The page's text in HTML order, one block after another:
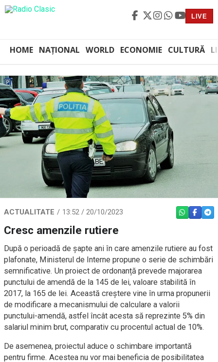
LIVE
HOME NAȚIONAL WORLD ECONOMIE CULTURĂ
ACTUALITATE 13:52 / 20/10/2023 WHATSAPP
Cresc amenzile rutiere
După o perioadă de șapte ani în care amenzile rutiere au fost
plafonate, Ministerul de Interne propune o serie de schimbări
semnificative. Un proiect de ordonanță prevede majorarea
punctului de amendă de la 145 de lei, valoare stabilită în
2017, la 165 de lei. Această creștere vine în urma propunerii
de modificare a mecanismului de calculare a valorii
punctului-amendă, astfel încât acesta să reprezinte 5% din
salariul minim brut, comparativ cu procentul actual de 10%.
De asemenea, proiectul aduce o schimbare importantă
pentru firme. Acestea nu vor mai beneficia de posibilitatea